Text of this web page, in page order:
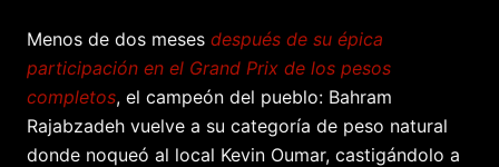
Menos de dos meses después de su épica
participación en el Grand Prix de los pesos
completos, el campeón del pueblo: Bahram
Rajabzadeh vuelve a su categoría de peso natural
donde noqueó al local Kevin Oumar, castigándolo a